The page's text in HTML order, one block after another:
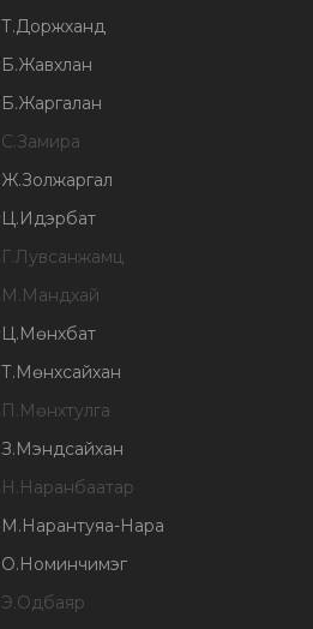
Т.Доржханд
Б.Жавхлан
Б.Жаргалан
С.Замира
Ж.Золжаргал
Ц.Идэрбат
Г.Лувсанжамц
М.Мандхай
Ц.Мөнхбат
Т.Мөнхсайхан
П.Мөнхтулга
З.Мэндсайхан
Н.Наранбаатар
М.Нарантуяа-Нара
О.Номинчимэг
Э.Одбаяр